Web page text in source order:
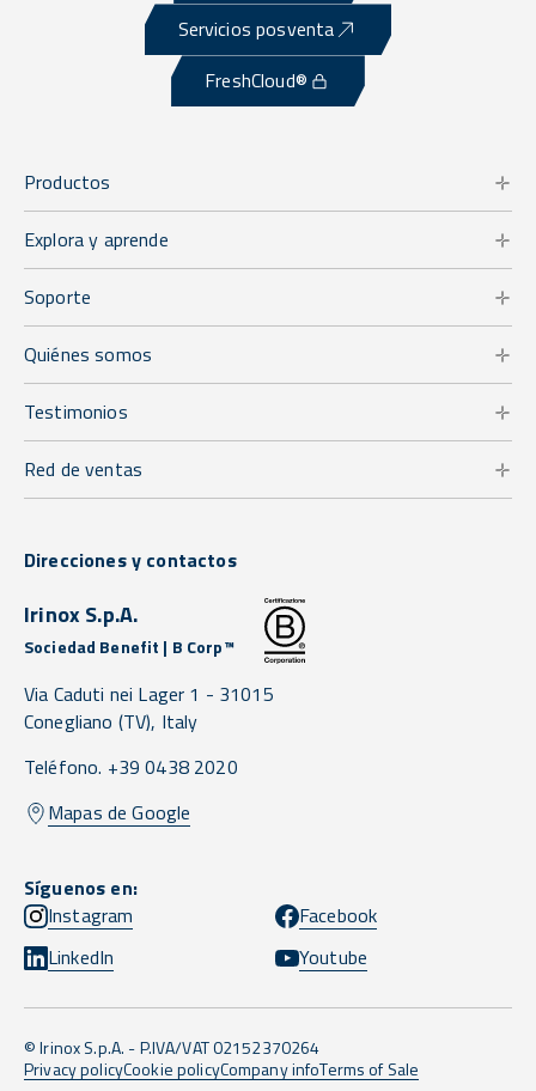
Servicios posventa
FreshCloud®
Productos
Explora y aprende
Soporte
Quiénes somos
Testimonios
Red de ventas
Direcciones y contactos
Irinox S.p.A.
Sociedad Benefit | B Corp™
Via Caduti nei Lager 1 - 31015
Conegliano (TV), Italy
Teléfono. +39 0438 2020
Mapas de Google
Síguenos en:
Instagram
Facebook
LinkedIn
Youtube
© Irinox S.p.A. - P.IVA/VAT 02152370264
Privacy policyCookie policyCompany infoTerms of Sale